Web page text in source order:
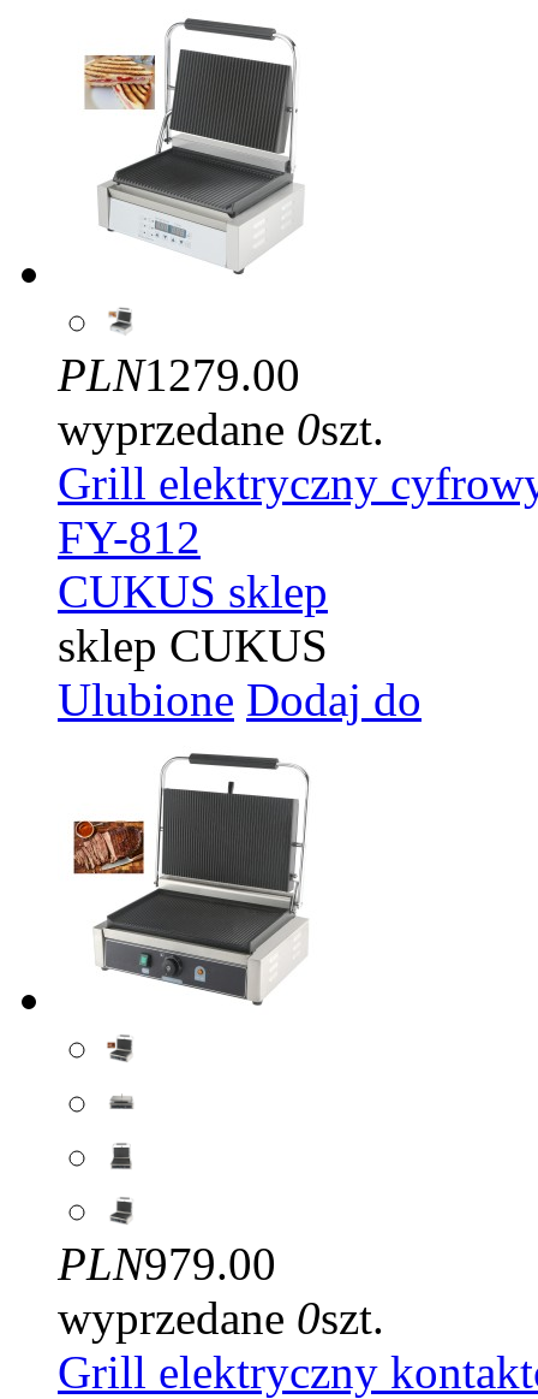
PLN1279.00
wyprzedane 0szt.
Grill elektryczny
FY-812
CUKUS sklep
sklep CUKUS
Ulubione Dodaj do
PLN979.00
wyprzedane 0szt.
Grill elektryczny